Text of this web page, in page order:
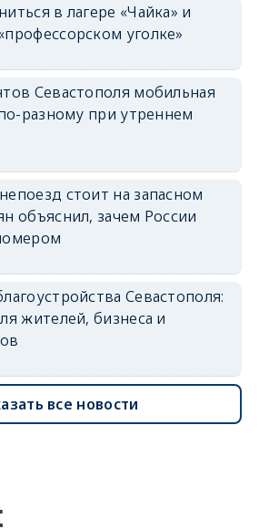
в лагере «Чайка» и
уголке»
Севастополя мобильная
разному при утреннем
стоит на запасном
объяснил, зачем России
Севастополя:
жителей, бизнеса и
все новости